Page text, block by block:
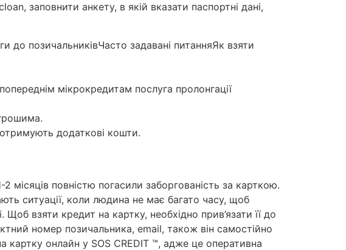
заповнити анкету, в якій вказати паспортні дані,
до позичальниківЧасто задавані питанняЯк взяти
мікрокредитам послуга пролонгації
додаткові кошти.
повністю погасили заборгованість за карткою.
ситуації, коли людина не має багато часу, щоб
Щоб взяти кредит на картку, необхідно прив’язати її до
номер позичальника, email, також він самостійно
онлайн у SOS CREDIT ™, адже це оперативна